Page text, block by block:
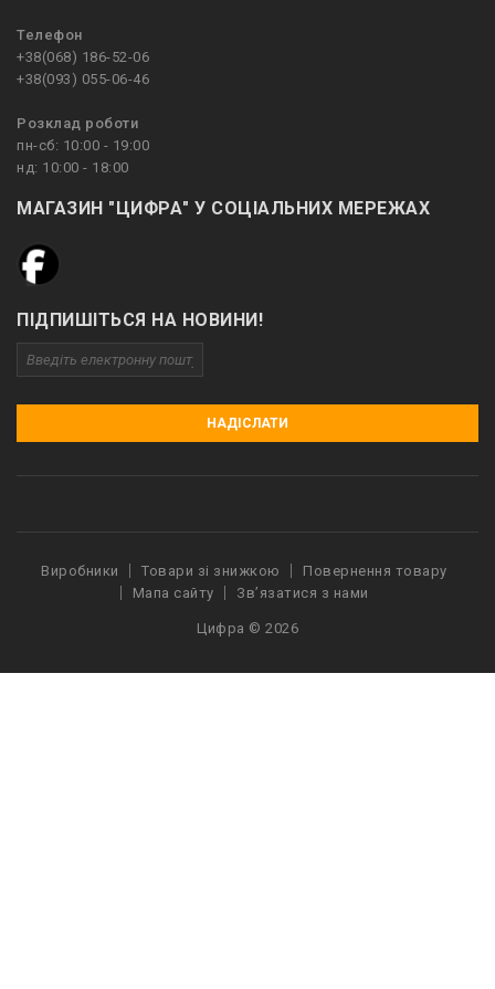
Телефон
+38(068) 186-52-06
+38(093) 055-06-46
Розклад роботи
пн-сб: 10:00 - 19:00
нд: 10:00 - 18:00
МАГАЗИН "ЦИФРА" У СОЦІАЛЬНИХ МЕРЕЖАХ
ПІДПИШІТЬСЯ НА НОВИНИ!
НАДІСЛАТИ
Виробники Товари зі знижкою
Повернення товару
Мапа сайту
Зв’язатися з нами
Цифра © 2026